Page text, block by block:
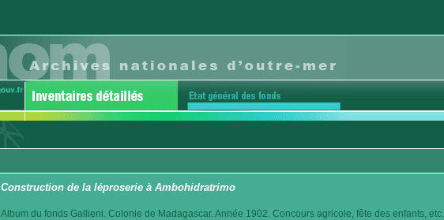
Construction de la léproserie à Ambohidratrimo
Album du fonds Gallieni. Colonie de Madagascar. Année 1902. Concours agricole, fête des enfants, etc...